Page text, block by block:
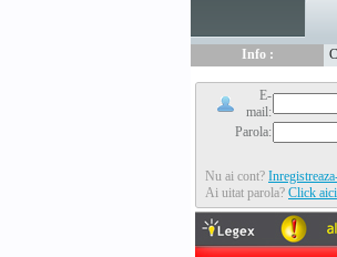
Info :
E-
mail:
Parola:
Nu ai cont?
Ai uitat parola? Click aici